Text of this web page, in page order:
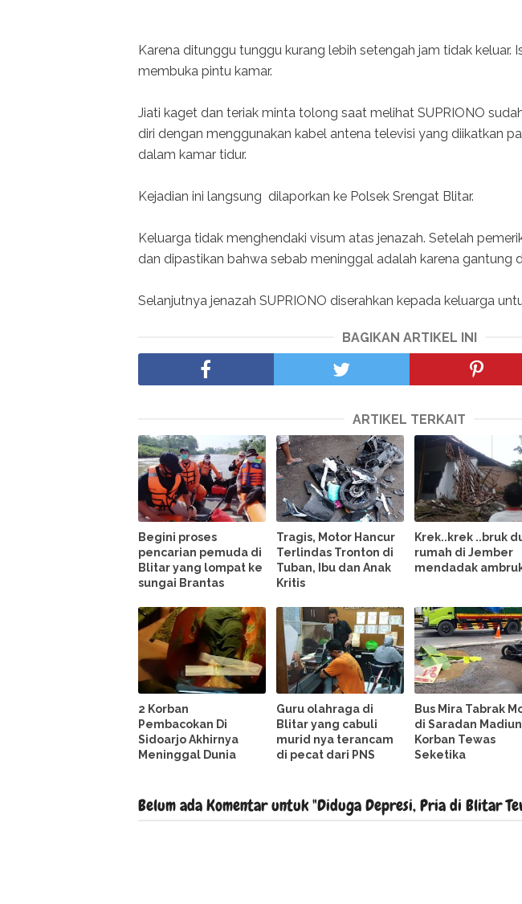
Karena ditunggu tunggu kurang lebih setengah jam tidak keluar.
membuka pintu kamar.
Jiati kaget dan teriak minta tolong saat melihat SUPRIONO
diri dengan menggunakan kabel antena televisi yang diikatkan
dalam kamar tidur.
Kejadian ini langsung dilaporkan ke Polsek Srengat Blitar.
Keluarga tidak menghendaki visum atas jenazah. Setelah
dan dipastikan bahwa sebab meninggal adalah karena gantung
Selanjutnya jenazah SUPRIONO diserahkan kepada keluarga
BAGIKAN ARTIKEL INI
ARTIKEL TERKAIT
Begini proses
pencarian pemuda di
Blitar yang lompat ke
sungai Brantas
Tragis, Motor Hancur
Terlindas Tronton di
Tuban, Ibu dan Anak
Kritis
Krek..krek ..bruk
rumah di Jember
mendadak
2 Korban
Pembacokan Di
Sidoarjo Akhirnya
Meninggal Dunia
Guru olahraga di
Blitar yang cabuli
murid nya terancam
di pecat dari PNS
Bus Mira Tabrak
di Saradan
Korban Tewas
Seketika
Belum ada Komentar untuk "Diduga Depresi, Pria di Blitar